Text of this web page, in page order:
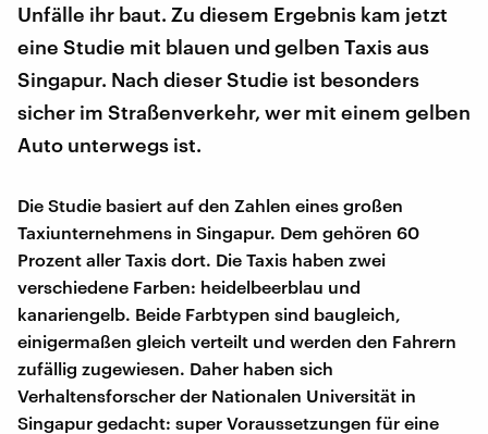
Unfälle ihr baut. Zu diesem Ergebnis kam jetzt
eine Studie mit blauen und gelben Taxis aus
Singapur. Nach dieser Studie ist besonders
sicher im Straßenverkehr, wer mit einem gelben
Auto unterwegs ist.
Die Studie basiert auf den Zahlen eines großen
Taxiunternehmens in Singapur. Dem gehören 60
Prozent aller Taxis dort. Die Taxis haben zwei
verschiedene Farben: heidelbeerblau und
kanariengelb. Beide Farbtypen sind baugleich,
einigermaßen gleich verteilt und werden den Fahrern
zufällig zugewiesen. Daher haben sich
Verhaltensforscher der Nationalen Universität in
Singapur gedacht: super Voraussetzungen für eine